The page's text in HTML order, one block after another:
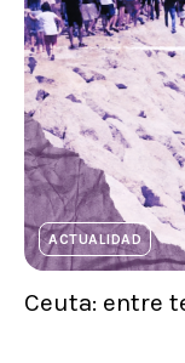
ACTUALIDAD
Ceuta: entre